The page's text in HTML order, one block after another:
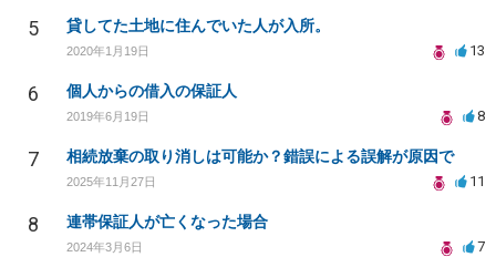
5 貸してた土地に住んでいた人が入所。
2020年1月19日 13
6 個人からの借入の保証人
2019年6月19日 8
7 相続放棄の取り消しは可能か？錯誤による誤解が原因で
2025年11月27日 11
8 連帯保証人が亡くなった場合
2024年3月6日 7